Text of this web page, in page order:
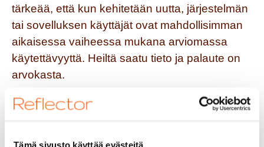
tärkeää, että kun kehitetään uutta, järjestelmän
tai sovelluksen käyttäjät ovat mahdollisimman
aikaisessa vaiheessa mukana arviomassa
käytettävyyttä. Heiltä saatu tieto ja palaute on
arvokasta.
Hyvä käytettävyys on kuin mielen kartta
maastossa, joka opastaa meitä edetessä
oikeaan suuntaan. Psykologia on tutkinut